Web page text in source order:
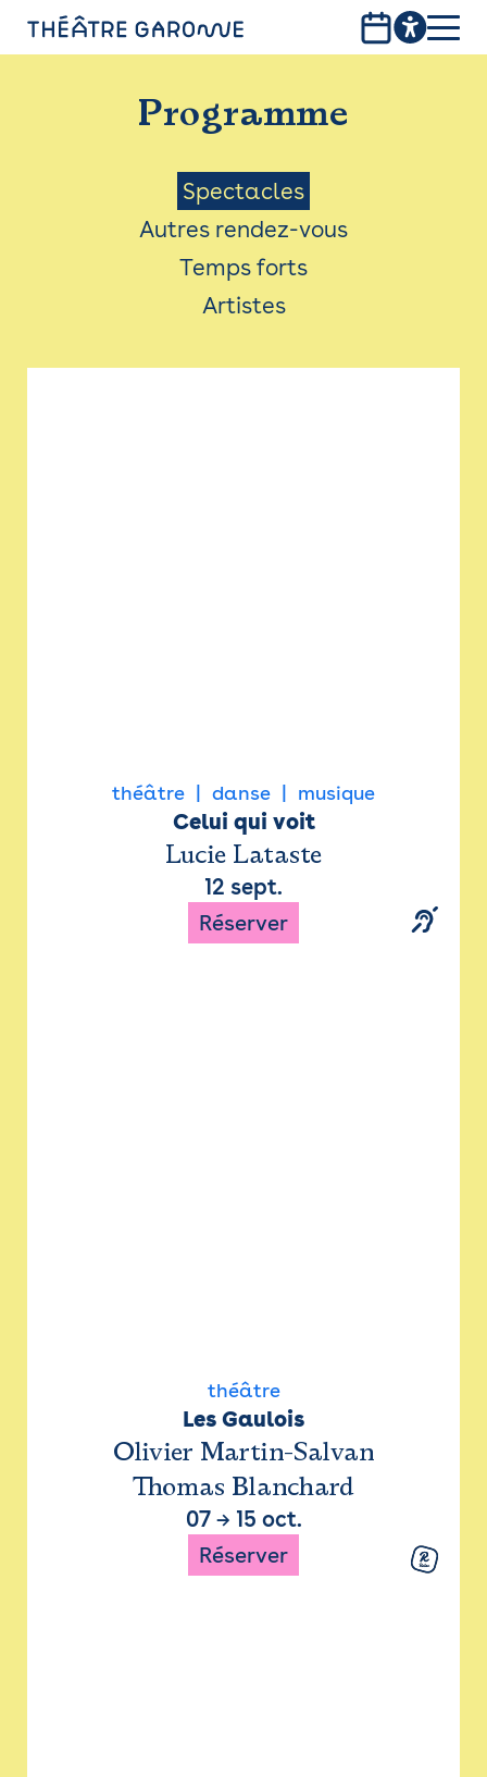
PROGRAMME
INFOS PRATIQUES
AVEC LES PUBLICS
ACCESSIBILITÉ
LES PRODUCTIONS
Programme
Menu
Saison
Spectacles
Autres rendez-vous
Temps forts
Artistes
théâtre danse musique
Celui qui voit
Lucie Lataste
12 sept.
Réserver
théâtre
Les Gaulois
Olivier Martin-Salvan
Thomas Blanchard
07→ 15 oct.
Réserver